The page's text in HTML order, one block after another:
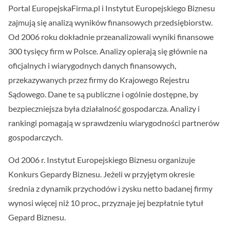
Portal EuropejskaFirma.pl i Instytut Europejskiego Biznesu
zajmują się analizą wyników finansowych przedsiębiorstw.
Od 2006 roku dokładnie przeanalizowali wyniki finansowe
300 tysięcy firm w Polsce. Analizy opierają się głównie na
oficjalnych i wiarygodnych danych finansowych,
przekazywanych przez firmy do Krajowego Rejestru
Sądowego. Dane te są publiczne i ogólnie dostępne, by
bezpieczniejsza była działalność gospodarcza. Analizy i
rankingi pomagają w sprawdzeniu wiarygodności partnerów
gospodarczych.
Od 2006 r. Instytut Europejskiego Biznesu organizuje
Konkurs Gepardy Biznesu. Jeżeli w przyjętym okresie
średnia z dynamik przychodów i zysku netto badanej firmy
wynosi więcej niż 10 proc., przyznaje jej bezpłatnie tytuł
Gepard Biznesu.